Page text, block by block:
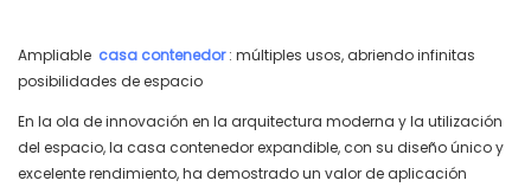
Ampliable casa contenedor : múltiples usos, abriendo infinitas
posibilidades de espacio
En la ola de innovación en la arquitectura moderna y la utilización
del espacio, la casa contenedor expandible, con su diseño único y
excelente rendimiento, ha demostrado un valor de aplicación